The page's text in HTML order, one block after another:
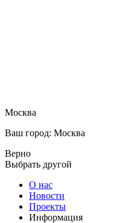
Москва
Ваш город: Москва
Верно
Выбрать другой
О нас
Новости
Проекты
Информация